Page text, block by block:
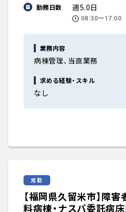
勤務日数
週5.0日
08:30〜17:00
業務内容
病棟管理、当直業務
求める経験・スキル
なし
常勤
【福岡県久留米市】障
料病棟・ナスバ委託病